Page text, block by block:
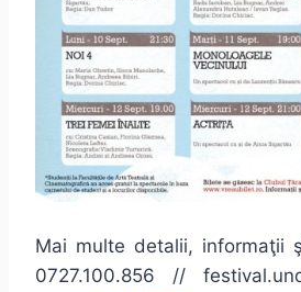
Mai multe detalii, informaţii
0727.100.856 //